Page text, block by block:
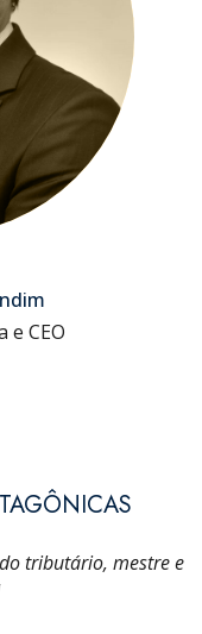
CEO
tributário, mestre e